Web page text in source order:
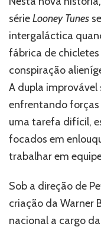
sérieLooney Tunes
intergaláctica
fábrica de
conspiração
A dupla improvável
enfrentando forças
uma tarefa difícil,
focados em
trabalhar em
Sob a direção de
criação da Warner
nacional a cargo